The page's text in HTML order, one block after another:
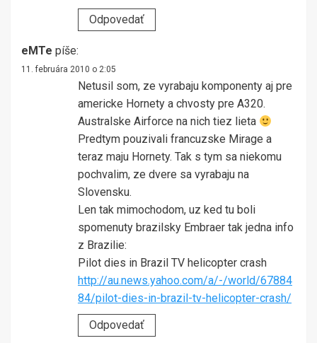
Odpovedať
eMTe píše:
11. februára 2010 o 2:05
Netusil som, ze vyrabaju komponenty aj pre
americke Hornety a chvosty pre A320.
Australske Airforce na nich tiez lieta
Predtym pouzivali francuzske Mirage a
teraz maju Hornety. Tak s tym sa niekomu
pochvalim, ze dvere sa vyrabaju na
Slovensku.
Len tak mimochodom, uz ked tu boli
spomenuty brazilsky Embraer tak jedna info
z Brazilie:
Pilot dies in Brazil TV helicopter crash
http://au.news.yahoo.com/a/-/world/67884
84/pilot-dies-in-brazil-tv-helicopter-crash/
Odpovedať